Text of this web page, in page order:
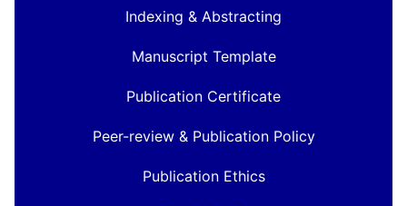
Indexing & Abstracting
Manuscript Template
Publication Certificate
Peer-review & Publication Policy
Publication Ethics